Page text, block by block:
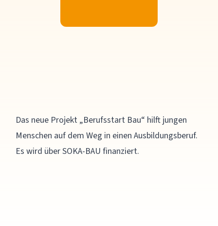
Das neue Projekt „Berufsstart Bau“ hilft jungen
Menschen auf dem Weg in einen Ausbildungsberuf.
Es wird über SOKA-BAU finanziert.